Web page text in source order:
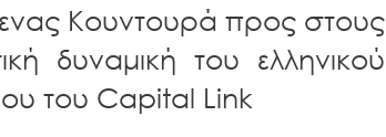
Κουντουρά προς στους
δυναμική του ελληνικού
του Capital Link